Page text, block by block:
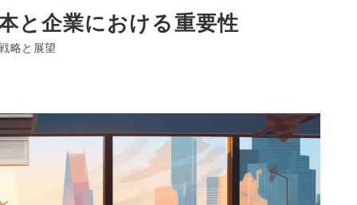
と企業における重要性
略と展望